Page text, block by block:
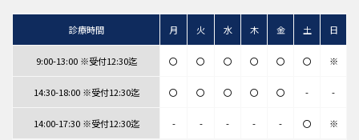
診療時間 月 火 水 木 金 土 日
9:00-13:00 ※受付12:30迄 〇 〇 〇 〇 〇 〇 ※
14:30-18:00 ※受付12:30迄 〇 〇 〇 〇 〇 - -
14:00-17:30 ※受付12:30迄 - - - - - 〇 ※